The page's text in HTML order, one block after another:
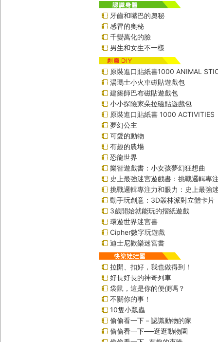
牙齒和嘴巴的奧秘
感冒的奧秘
千變萬化的臉
男生和女生不一樣
原裝進口貼紙書1000 ANIMAL
湯瑪士小火車磁貼遊戲包
建築師巴布磁貼遊戲包
小小探險家朵拉磁貼遊戲包
原裝進口貼紙書 1000 ACTIVITIES
夢幻公主
可愛的動物
有趣的農場
恐龍世界
樂智遊戲書：小女孩夢幻狂想曲
史上最強迷宮遊戲書：挑戰邏輯專
挑戰邏輯專注力和眼力：史上最強
動手玩創意：3D叢林派對立體卡片
3歲開始就能玩的摺紙遊戲
環遊世界迷宮書
Cipher數字玩遊戲
迪士尼歡樂迷宮書
拉開、扣好，我也做得到！
好長好長的神奇列車
袋鼠，這是你的便便嗎？
不關你的事！
10隻小瓢蟲
偷偷看一下－認識動物的家
偷偷看一下──逛逛動物園